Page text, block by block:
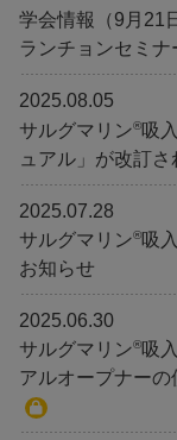
学会情報（9月21
ランチョンセミナ
2025.08.05
サルグマリン®吸
ュアル」が改訂さ
2025.07.28
サルグマリン®吸
お知らせ
2025.06.30
サルグマリン®吸
アルオープナーの